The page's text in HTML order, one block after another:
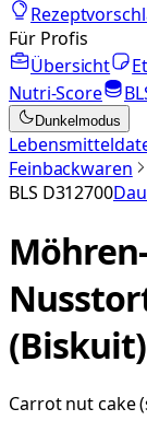
Für Profis
Übersicht
Nutri-Score
Dunkelmodus
Feinbackwaren
BLS D312700
Möhren-
(Biskuit)
Carrot nut cake